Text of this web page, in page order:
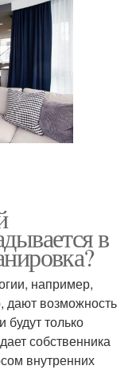
в
например,
дают возможность
только
собственника
внутренних